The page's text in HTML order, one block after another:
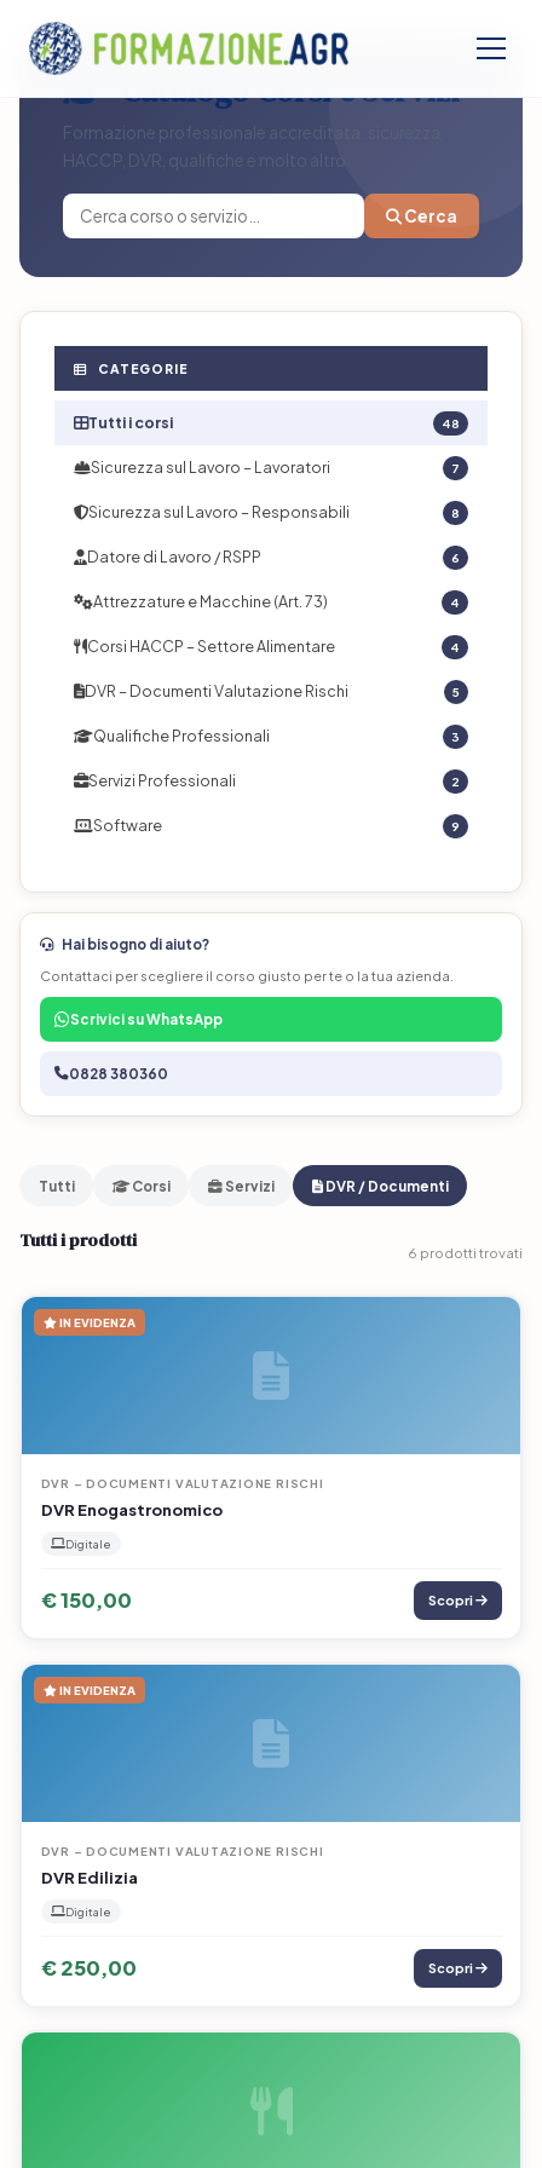
Catalogo Corsi e Servizi
Formazione professionale accreditata: sicurezza,
HACCP, DVR, qualifiche e molto altro.
Cerca
CATEGORIE
Tutti i corsi 48
Sicurezza sul Lavoro – Lavoratori 7
Sicurezza sul Lavoro – Responsabili 8
Datore di Lavoro / RSPP 6
Attrezzature e Macchine (Art. 73) 4
Corsi HACCP – Settore Alimentare 4
DVR – Documenti Valutazione Rischi 5
Qualifiche Professionali 3
Servizi Professionali 2
Software 9
Hai bisogno di aiuto?
Contattaci per scegliere il corso giusto per te o la tua azienda.
Scrivici su WhatsApp
0828 380360
Tutti Corsi Servizi DVR / Documenti
Tutti i prodotti
6 prodotti trovati
IN EVIDENZA
DVR – DOCUMENTI VALUTAZIONE RISCHI
DVR Enogastronomico
Digitale
€ 150,00 Scopri
IN EVIDENZA
DVR – DOCUMENTI VALUTAZIONE RISCHI
DVR Edilizia
Digitale
€ 250,00 Scopri